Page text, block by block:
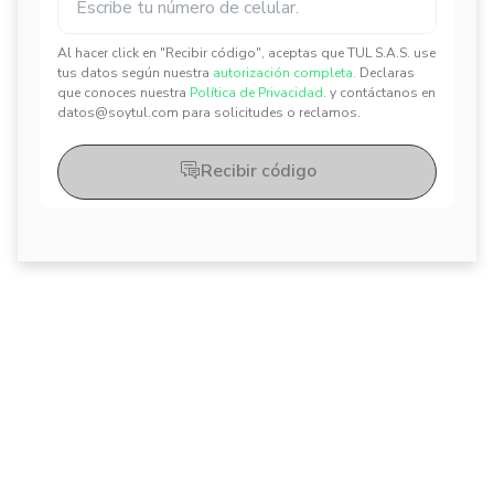
Al hacer click en "Recibir código", aceptas que TUL S.A.S. use
tus datos según nuestra autorización completa. Declaras
que conoces nuestra Política de Privacidad. y contáctanos en
datos@soytul.com para solicitudes o reclamos.
Recibir código